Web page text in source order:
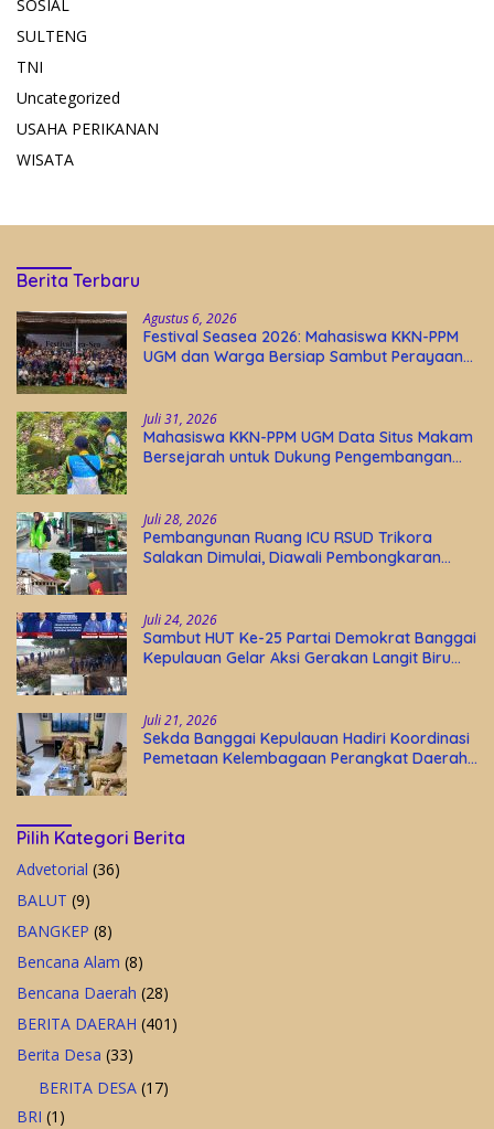
SOSIAL
SULTENG
TNI
Uncategorized
USAHA PERIKANAN
WISATA
Berita Terbaru
Agustus 6, 2026
Festival Seasea 2026: Mahasiswa KKN-PPM
UGM dan Warga Bersiap Sambut Perayaan
Juli 31, 2026
Mahasiswa KKN-PPM UGM Data Situs Makam
Bersejarah untuk Dukung Pengembangan
Juli 28, 2026
Pembangunan Ruang ICU RSUD Trikora
Salakan Dimulai, Diawali Pembongkaran
Juli 24, 2026
Sambut HUT Ke-25 Partai Demokrat Banggai
Kepulauan Gelar Aksi Gerakan Langit Biru
Juli 21, 2026
Sekda Banggai Kepulauan Hadiri Koordinasi
Pemetaan Kelembagaan Perangkat Daerah
Pilih Kategori Berita
Advetorial (36)
BALUT (9)
BANGKEP (8)
Bencana Alam (8)
Bencana Daerah (28)
BERITA DAERAH (401)
Berita Desa (33)
BERITA DESA (17)
BRI (1)